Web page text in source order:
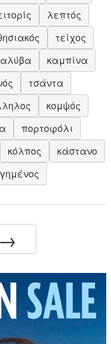
λεπτός
τείχος
καμπίνα
τσάντα
κομψός
πορτοφόλι
κόλπος
κάστανο
→